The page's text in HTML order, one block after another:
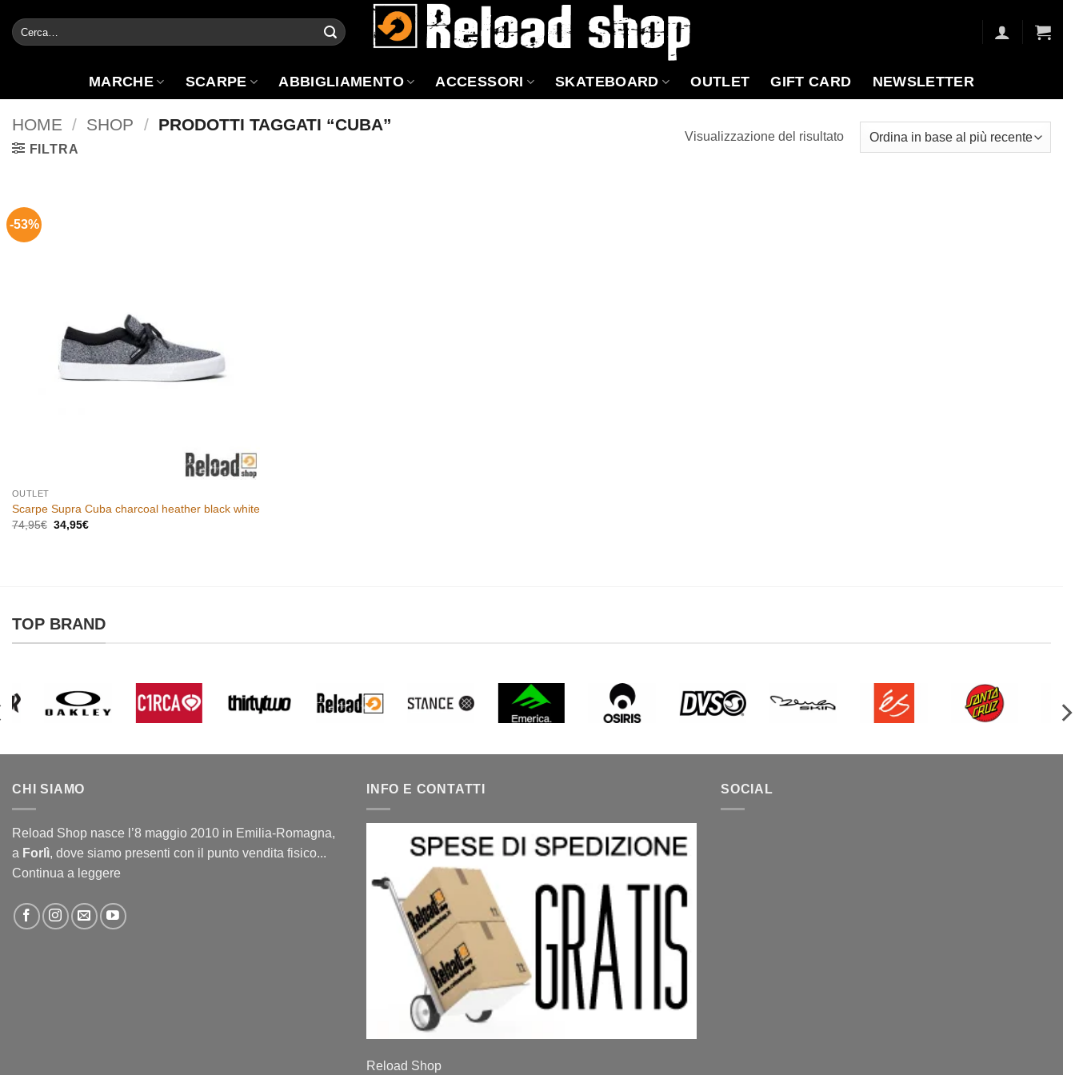
contenuti
Cerca:
MARCHE SCARPE ABBIGLIAMENTO ACCESSORI SKATEBOARD OUTLET GIFT CARD NEWSLETTER
HOME / SHOP / PRODOTTI TAGGATI “CUBA”
FILTRA
Visualizzazione del risultato
-53%
OUTLET
Scarpe Supra Cuba charcoal heather black white
74,95€ Il
34,95€Il
TOP BRAND
CHI SIAMO
Reload Shop nasce l’8 maggio 2010 in Emilia-Romagna,
a Forlì, dove siamo presenti con il punto vendita fisico...
Continua a leggere
INFO E CONTATTI
Reload Shop
SOCIAL